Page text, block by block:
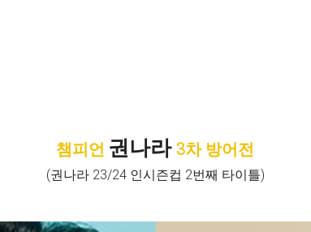
챔피언 권나라 3차 방어전
(권나라 23/24 인시즌컵 2번째 타이틀)